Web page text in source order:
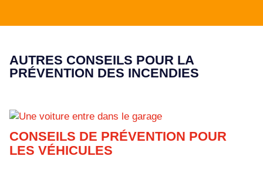
AUTRES CONSEILS POUR LA
PRÉVENTION DES INCENDIES
CONSEILS DE PRÉVENTION POUR
LES VÉHICULES